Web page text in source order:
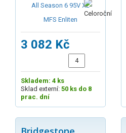
3 082 Kč
Skladem: 4 ks
Sklad externí: 50 ks do 8
prac. dní